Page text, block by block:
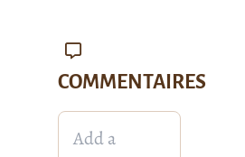
COMMENTAIRES